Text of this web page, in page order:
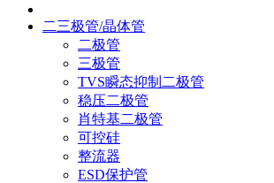
二三极管/晶体管
二极管
三极管
TVS瞬态抑制二极管
稳压二极管
肖特基二极管
可控硅
整流器
ESD保护管